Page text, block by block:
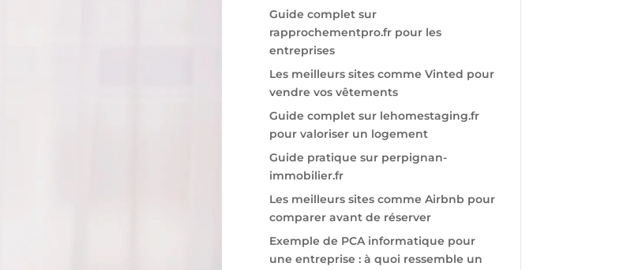
Guide complet sur
rapprochementpro.fr pour les
entreprises
Les meilleurs sites comme Vinted pour
vendre vos vêtements
Guide complet sur lehomestaging.fr
pour valoriser un logement
Guide pratique sur perpignan-
immobilier.fr
Les meilleurs sites comme Airbnb pour
comparer avant de réserver
Exemple de PCA informatique pour
une entreprise : à quoi ressemble un